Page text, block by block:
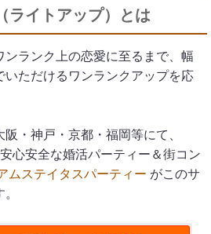
ライトアップ）とは
ンランク上の恋愛に至るまで、幅
いただけるワンランクアップを応
・神戸・京都・福岡等にて、
心安全な婚活パーティー＆街コン
ムステイタスパーティー がこのサ